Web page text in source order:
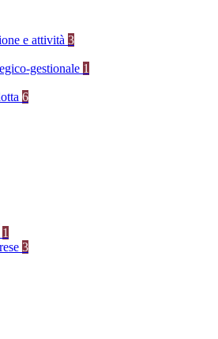
e attività 3
gestionale 1
6
1
3